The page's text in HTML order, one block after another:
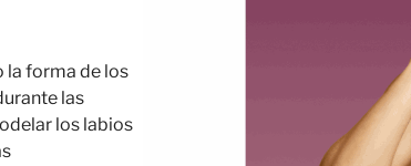
la forma de los
las
los labios